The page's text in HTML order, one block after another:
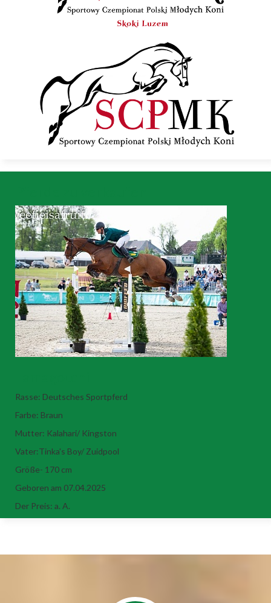
Rasse: Deutsches Sportpferd
Farbe: Braun
Mutter: Kalahari/ Kingston
Vater:Tinka's Boy/ Zuidpool
Größe- 170 cm
Geboren am 07.04.2025
Der Preis: a. A.